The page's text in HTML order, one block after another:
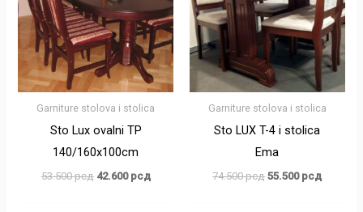
Garniture stolova i stolica
Sto Lux ovalni TP
140/160x100cm
53.500рсд 42.600 рсд
Garniture stolova i stolica
Sto LUX T-4 i stolica
Ema
74.500рсд 55.500 рсд